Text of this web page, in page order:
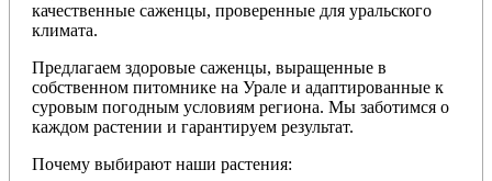
качественные саженцы, проверенные для уральского
климата.
Предлагаем здоровые саженцы, выращенные в
собственном питомнике на Урале и адаптированные к
суровым погодным условиям региона. Мы заботимся о
каждом растении и гарантируем результат.
Почему выбирают наши растения: